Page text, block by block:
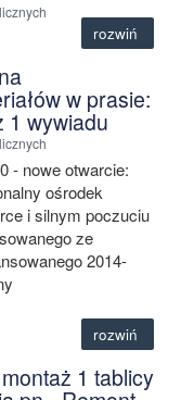
rozwiń
w prasie:
1 wywiadu
- nowe otwarcie:
ośrodek
i silnym poczuciu
ze
2014-
rozwiń
1 tablicy